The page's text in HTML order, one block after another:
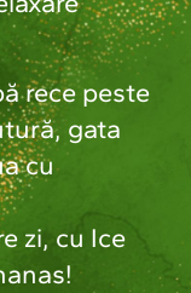
rece peste
gata
cu
zi, cu Ice